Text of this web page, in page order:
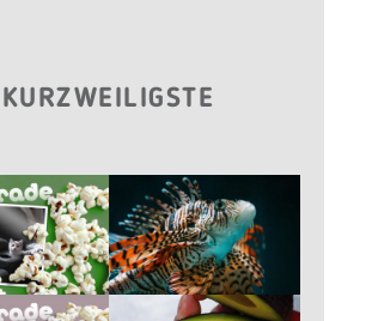
KURZWEILIGSTE